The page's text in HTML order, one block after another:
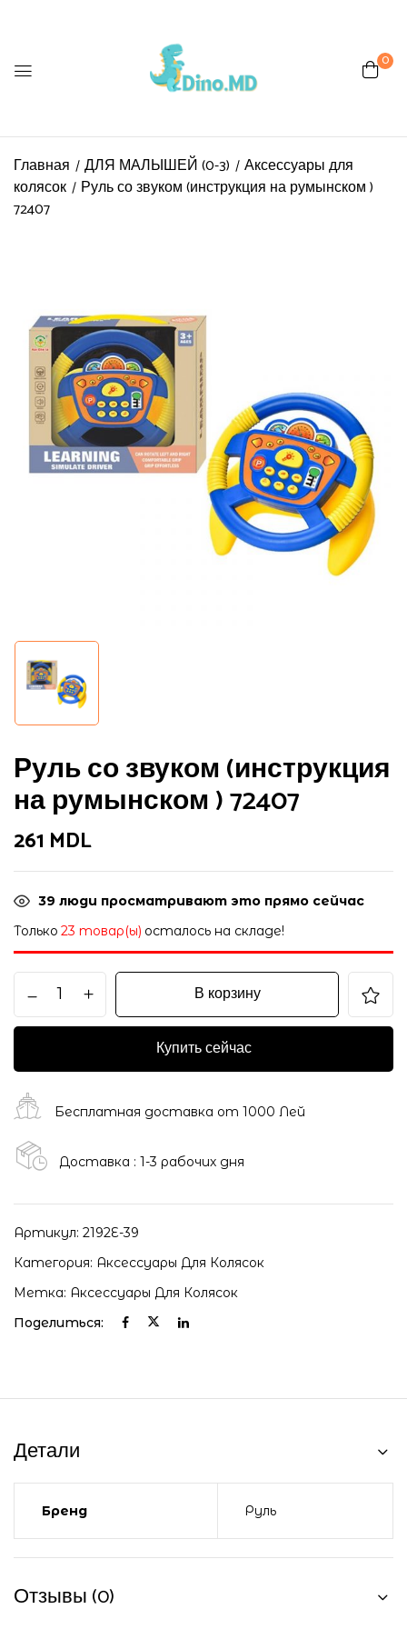
0
Главная ДЛЯ МАЛЫШЕЙ (0-3)
Аксессуары для
колясок
Руль со звуком (инструкция на румынском )
72407
Руль со звуком (инструкция
на румынском ) 72407
261 MDL
39 люди просматривают это прямо сейчас
Только 23 товар(ы) осталось на складе!
В корзину
Купить сейчас
Бесплатная доставка от 1000 Лей
Доставка : 1-3 рабочих дня
Артикул: 2192E-39
Категория: Аксессуары Для Колясок
Метка: Аксессуары Для Колясок
Поделиться:
Детали
Бренд Руль
Отзывы (0)